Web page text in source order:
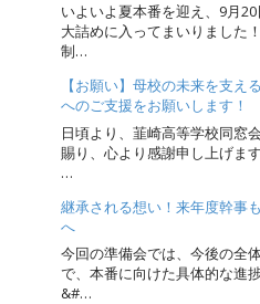
いよいよ夏本番を迎え、9月
大詰めに入ってまいりました
制…
【お願い】母校の未来を支え
へのご支援をお願いします！
日頃より、韮崎高等学校同窓
賜り、心より感謝申し上げま
…
継承される想い！来年度幹事
へ
今回の準備会では、今後の全
で、本番に向けた具体的な進
&#…